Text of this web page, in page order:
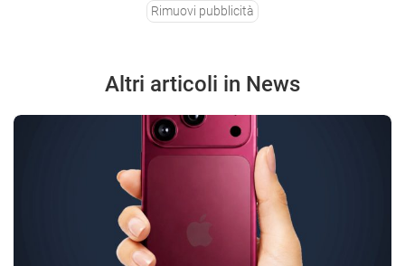
Rimuovi pubblicità
Altri articoli in News